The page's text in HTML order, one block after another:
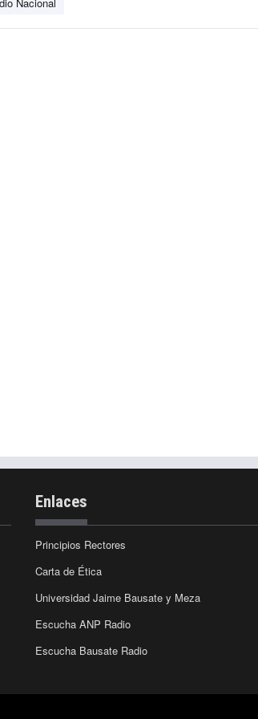
Enlaces
Principios Rectores
Carta de Ética
Universidad Jaime Bausate y Meza
Escucha ANP Radio
Escucha Bausate Radio